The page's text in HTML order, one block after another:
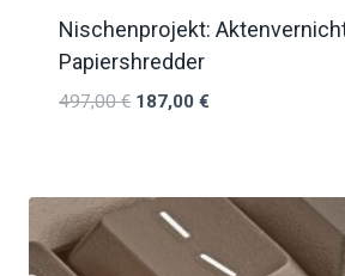
Nischenprojekt:
Papiershredder
497,00€ 187,00 €